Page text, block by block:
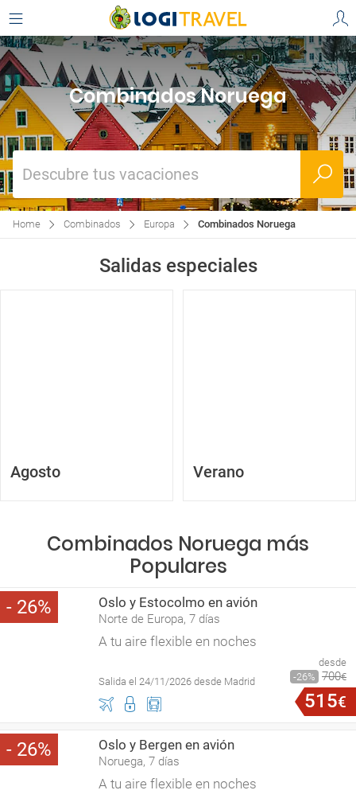
Combinados Noruega
Descubre tus vacaciones
Home Combinados Europa Combinados Noruega
Salidas especiales
Agosto Verano
Combinados Noruega más
Populares
26 Oslo y Estocolmo en avión
Norte de Europa, 7 días
A tu aire flexible en noches
Salida el 24/11/2026 desde Madrid
desde
26
700€
515€
26 Oslo y Bergen en avión
Noruega, 7 días
A tu aire flexible en noches